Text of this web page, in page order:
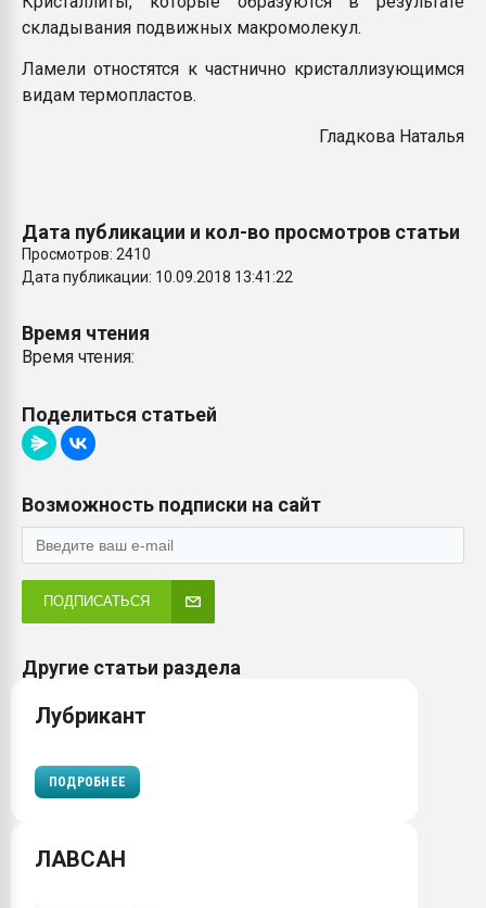
намного дороже
складывания подвижных макромолекул.
Ламели отностятся к частнично кристаллизующимся
видам термопластов.
Гладкова Наталья
Дата публикации и кол-во просмотров статьи
Просмотров: 2410
Дата публикации: 10.09.2018 13:41:22
Время чтения
Время чтения:
Поделиться статьей
Возможность подписки на сайт
ПОДПИСАТЬСЯ
Другие статьи раздела
Лубрикант
ПОДРОБНЕЕ
ЛАВСАН